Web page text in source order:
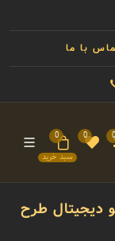
با ما
0
0
سبد خرید
0
دیجیتال طرح